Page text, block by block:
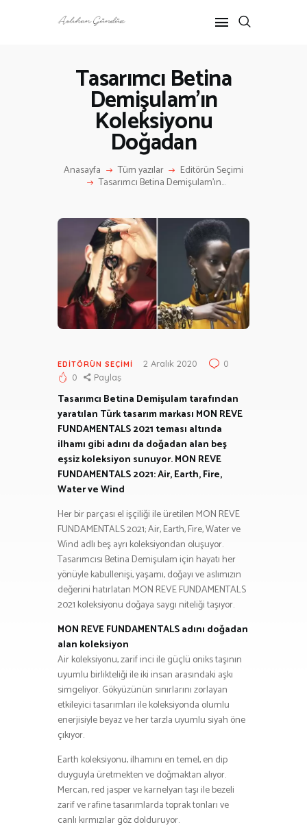
Tasarımcı Betina
Demişulam’ın
Koleksiyonu
Doğadan
Anasayfa Tüm yazılar Editörün Seçimi
Tasarımcı Betina Demişulam’ın...
ANASAYFA
RÖPORTAJ
ANNE-ÇOCUK
KÜLTÜR SANAT
HAKKIMDA
EDITÖRÜN SEÇIMI 2 Aralık 2020
0
0
Paylaş
Tasarımcı Betina Demişulam tarafından
yaratılan Türk tasarım markası MON REVE
FUNDAMENTALS 2021 teması altında
ilhamı gibi adını da doğadan alan beş
eşsiz koleksiyon sunuyor. MON REVE
FUNDAMENTALS 2021: Air, Earth, Fire,
Water ve Wind
Her bir parçası el işçiliği ile üretilen MON REVE
FUNDAMENTALS 2021; Air, Earth, Fire, Water ve
Wind adlı beş ayrı koleksiyondan oluşuyor.
Tasarımcısı Betina Demişulam için hayatı her
yönüyle kabullenişi, yaşamı, doğayı ve aslımızın
değerini hatırlatan MON REVE FUNDAMENTALS
2021 koleksiyonu doğaya saygı niteliği taşıyor.
MON REVE FUNDAMENTALS adını doğadan
alan koleksiyon
Air koleksiyonu, zarif inci ile güçlü oniks taşının
uyumlu birlikteliği ile iki insan arasındaki aşkı
simgeliyor. Gökyüzünün sınırlarını zorlayan
etkileyici tasarımları ile koleksiyonda olumlu
enerjisiyle beyaz ve her tarzla uyumlu siyah öne
çıkıyor.
Earth koleksiyonu, ilhamını en temel, en dip
duyguyla üretmekten ve doğmaktan alıyor.
Mercan, red jasper ve karnelyan taşı ile bezeli
zarif ve rafine tasarımlarda toprak tonları ve
canlı kırmızılar göz dolduruyor.